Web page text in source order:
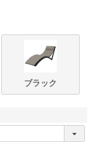
ブラック